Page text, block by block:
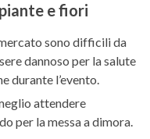
e fiori
sono difficili da
dannoso per la salute
durante l’evento.
attendere
per la messa a dimora.